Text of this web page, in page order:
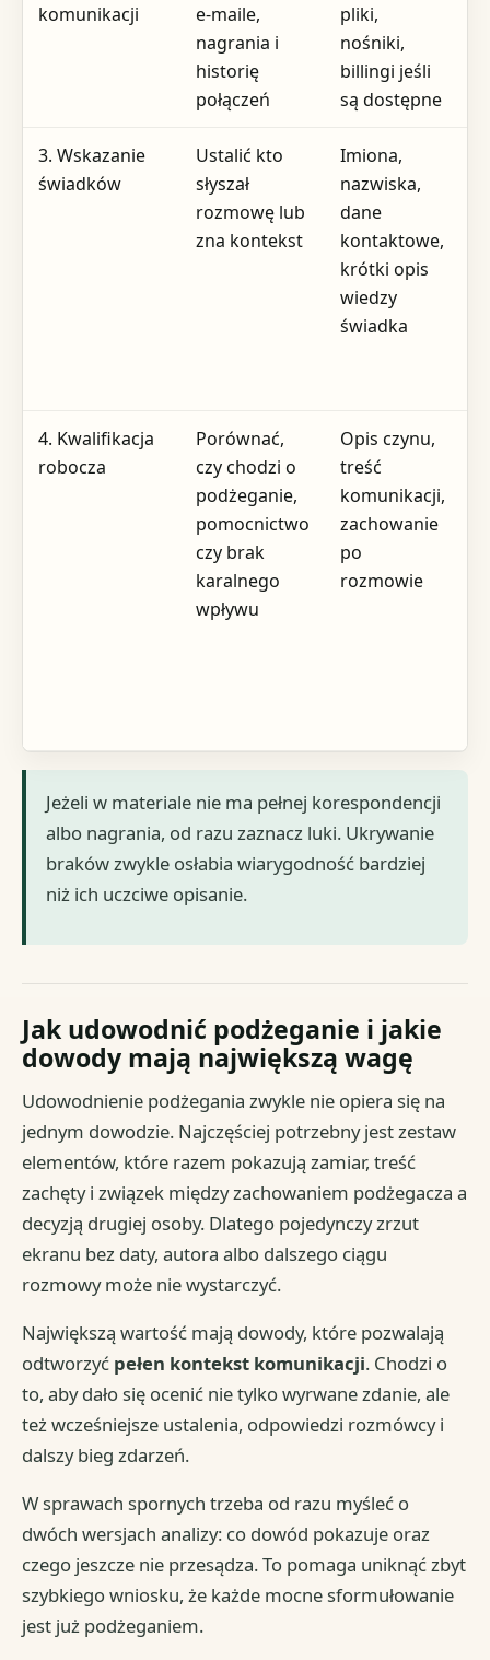
komunikacji
e-maile,
nagrania i
historię
połączeń
pliki,
nośniki,
billingi jeśli
są dostępne
3. Wskazanie
świadków
Ustalić kto
słyszał
rozmowę lub
zna kontekst
Imiona,
nazwiska,
dane
kontaktowe,
krótki opis
wiedzy
świadka
4. Kwalifikacja
robocza
Porównać,
czy chodzi o
podżeganie,
pomocnictwo
czy brak
karalnego
wpływu
Opis czynu,
treść
komunikacji,
zachowanie
po
rozmowie
Jeżeli w materiale nie ma pełnej korespondencji
albo nagrania, od razu zaznacz luki. Ukrywanie
braków zwykle osłabia wiarygodność bardziej
niż ich uczciwe opisanie.
Jak udowodnić podżeganie i jakie
dowody mają największą wagę
Udowodnienie podżegania zwykle nie opiera się na
jednym dowodzie. Najczęściej potrzebny jest zestaw
elementów, które razem pokazują zamiar, treść
zachęty i związek między zachowaniem podżegacza a
decyzją drugiej osoby. Dlatego pojedynczy zrzut
ekranu bez daty, autora albo dalszego ciągu
rozmowy może nie wystarczyć.
Największą wartość mają dowody, które pozwalają
odtworzyć pełen kontekst komunikacji. Chodzi o
to, aby dało się ocenić nie tylko wyrwane zdanie, ale
też wcześniejsze ustalenia, odpowiedzi rozmówcy i
dalszy bieg zdarzeń.
W sprawach spornych trzeba od razu myśleć o
dwóch wersjach analizy: co dowód pokazuje oraz
czego jeszcze nie przesądza. To pomaga uniknąć zbyt
szybkiego wniosku, że każde mocne sformułowanie
jest już podżeganiem.